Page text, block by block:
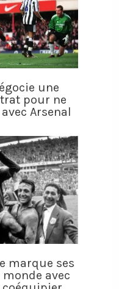
une
pour ne
Arsenal
marque ses
avec